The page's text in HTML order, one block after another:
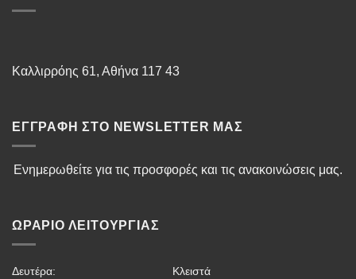
Καλλιρρόης 61, Αθήνα 117 43
ΕΓΓΡΑΦΉ ΣΤΟ NEWSLETTER ΜΑΣ
Ενημερωθείτε για τις προσφορές και τις ανακοινώσεις μας.
ΩΡΆΡΙΟ ΛΕΙΤΟΥΡΓΊΑΣ
Δευτέρα: Κλειστά